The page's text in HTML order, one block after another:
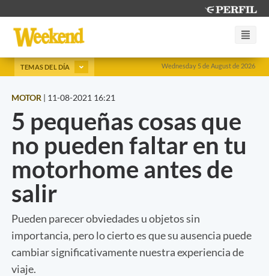
Wednesday 5 de August de 2026
TEMAS DEL DÍA
MOTOR | 11-08-2021 16:21
5 pequeñas cosas que
no pueden faltar en tu
motorhome antes de
salir
Pueden parecer obviedades u objetos sin
importancia, pero lo cierto es que su ausencia puede
cambiar significativamente nuestra experiencia de
viaje.